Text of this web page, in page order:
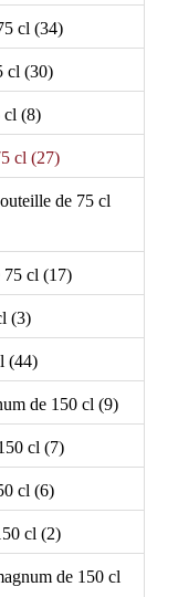
cl (34)
cl (30)
cl (8)
cl (27)
de 75 cl
75 cl (17)
(3)
(44)
de 150 cl (9)
cl (7)
cl (6)
cl (2)
de 150 cl